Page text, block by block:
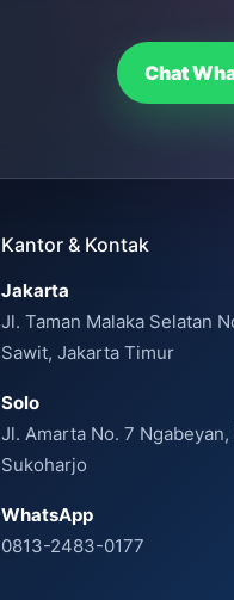
Chat
Kantor & Kontak
Jakarta
Jl. Taman Malaka Selatan
Sawit, Jakarta Timur
Solo
Jl. Amarta No. 7
Sukoharjo
WhatsApp
0813-2483-0177